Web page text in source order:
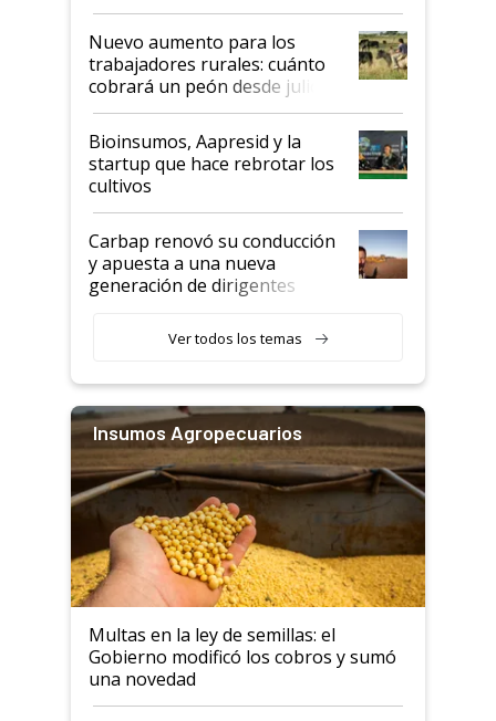
Nuevo aumento para los
trabajadores rurales: cuánto
cobrará un peón desde julio
Bioinsumos, Aapresid y la
startup que hace rebrotar los
cultivos
Carbap renovó su conducción
y apuesta a una nueva
generación de dirigentes
Ver todos los temas
Insumos Agropecuarios
Multas en la ley de semillas: el
Gobierno modificó los cobros y sumó
una novedad